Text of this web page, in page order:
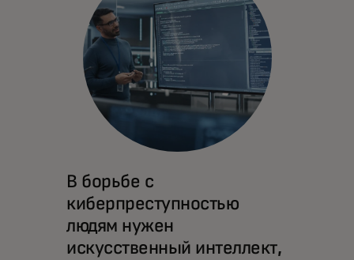
В борьбе с
киберпреступностью
людям нужен
искусственный интеллект,